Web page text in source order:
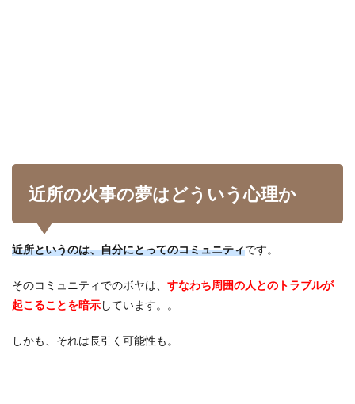
近所の火事の夢はどういう心理か
近所というのは、自分にとってのコミュニティです。
そのコミュニティでのボヤは、 すなわち周囲の人とのトラブルが
起こることを暗示しています。。
しかも、それは長引く可能性も。